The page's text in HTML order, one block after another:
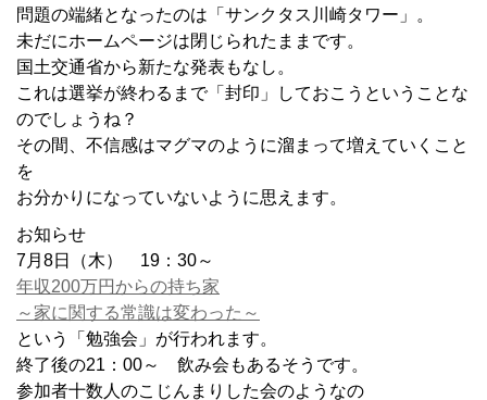
問題の端緒となったのは「サンクタス川崎タワー」。
未だにホームページは閉じられたままです。
国土交通省から新たな発表もなし。
これは選挙が終わるまで「封印」しておこうということな
のでしょうね？
その間、不信感はマグマのように溜まって増えていくこと
を
お分かりになっていないように思えます。
お知らせ
7月8日（木） 19：30～
年収200万円からの持ち家
～家に関する常識は変わった～
という「勉強会」が行われます。
終了後の21：00～ 飲み会もあるそうです。
参加者十数人のこじんまりした会のようなの